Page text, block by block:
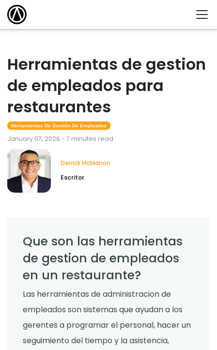
Herramientas de gestion
de empleados para
restaurantes
Herramientas De Gestión De Empleados
January 07, 2026 - 7 minutes read
Derrick McMahon
Escritor
Que son las herramientas
de gestion de empleados
en un restaurante?
Las herramientas de administracion de
empleados son sistemas que ayudan a los
gerentes a programar el personal, hacer un
seguimiento del tiempo y la asistencia,